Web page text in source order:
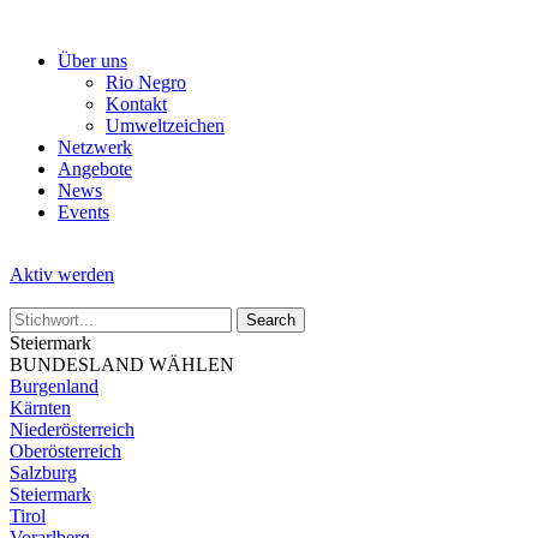
Über uns
Rio Negro
Kontakt
Umweltzeichen
Netzwerk
Angebote
News
Events
Aktiv werden
Steiermark
BUNDESLAND WÄHLEN
Burgenland
Kärnten
Niederösterreich
Oberösterreich
Salzburg
Steiermark
Tirol